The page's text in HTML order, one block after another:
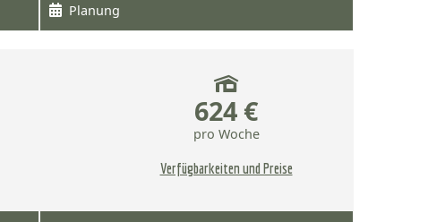
Planung
624 €
pro Woche
Verfügbarkeiten und Preise